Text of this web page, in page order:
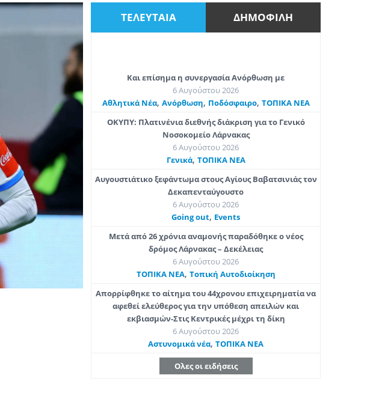
ΤΕΛΕΥΤΑΙΑ ΔΗΜΟΦΙΛΗ
Και επίσημα η συνεργασία Ανόρθωση με
6 Αυγούστου 2026
Αθλητικά Νέα, Ανόρθωση, Ποδόσφαιρο, ΤΟΠΙΚΑ ΝΕΑ
ΟΚΥΠΥ: Πλατινένια διεθνής διάκριση για το Γενικό
Νοσοκομείο Λάρνακας
6 Αυγούστου 2026
Γενικά, ΤΟΠΙΚΑ ΝΕΑ
Αυγουστιάτικο ξεφάντωμα στους Αγίους Βαβατσινιάς τον
Δεκαπενταύγουστο
6 Αυγούστου 2026
Going out, Εvents
Μετά από 26 χρόνια αναμονής παραδόθηκε ο νέος
δρόμος Λάρνακας – Δεκέλειας
6 Αυγούστου 2026
ΤΟΠΙΚΑ ΝΕΑ, Τοπική Αυτοδιοίκηση
Απορρίφθηκε το αίτημα του 44χρονου επιχειρηματία να
αφεθεί ελεύθερος για την υπόθεση απειλών και
εκβιασμών-Στις Κεντρικές μέχρι τη δίκη
6 Αυγούστου 2026
Aστυνομικά νέα,ΤΟΠΙΚΑ ΝΕΑ
Ολες οι ειδήσεις